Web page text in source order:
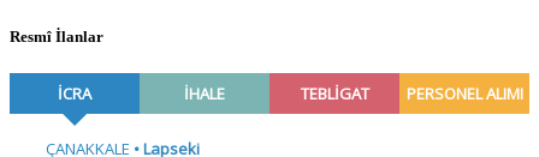
Resmî İlanlar